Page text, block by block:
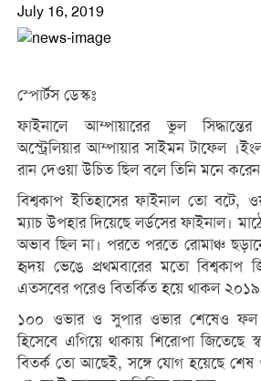
July 16, 2019
স্পোর্টস ডেস্কঃ
ফাইনালে আম্পায়ারের ভুল
অস্ট্রেলিয়ার আম্পায়ার সাইমন টাফেল
রান দেওয়া উচিত ছিল বলে তিনি মনে
বিশ্বকাপ ইতিহাসের ফাইনাল তো বটে,
ম্যাচ উপহার দিয়েছে লর্ডসের ফাইনাল।
অভাব ছিল না। পরতে পরতে রোমাঞ্চ
হৃদয় ভেঙে প্রথমবারের মতো বিশ্বকাপ
এতসবের পরেও বিতর্কিত হয়ে থাকল ২০১৯
১০০ ওভার ও সুপার ওভার শেষেও ফল
হিসেবে এগিয়ে থাকায় শিরোপা জিতেছে
বিতর্ক তো আছেই, সঙ্গে যোগ হয়েছে শেষ